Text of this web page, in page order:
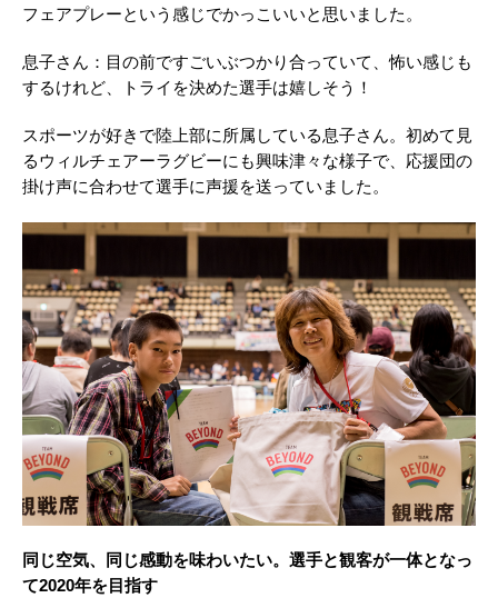
フェアプレーという感じでかっこいいと思いました。
息子さん：目の前ですごいぶつかり合っていて、怖い感じも
するけれど、トライを決めた選手は嬉しそう！
スポーツが好きで陸上部に所属している息子さん。初めて見
るウィルチェアーラグビーにも興味津々な様子で、応援団の
掛け声に合わせて選手に声援を送っていました。
同じ空気、同じ感動を味わいたい。選手と観客が一体となっ
て2020年を目指す